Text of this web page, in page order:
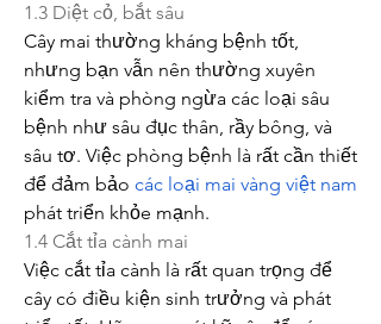
1.3 Diệt cỏ, bắt sâu
Cây mai thường kháng bệnh tốt,
nhưng bạn vẫn nên thường xuyên
kiểm tra và phòng ngừa các loại sâu
bệnh như sâu đục thân, rầy bông, và
sâu tơ. Việc phòng bệnh là rất cần thiết
để đảm bảo các loại mai vàng việt nam
phát triển khỏe mạnh.
1.4 Cắt tỉa cành mai
Việc cắt tỉa cành là rất quan trọng để
cây có điều kiện sinh trưởng và phát